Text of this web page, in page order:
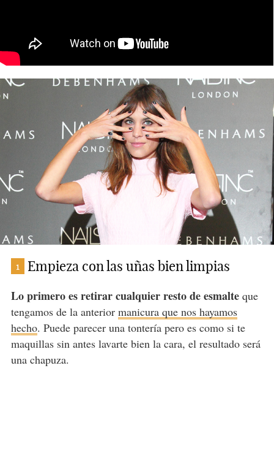
1 Empieza con las uñas bien limpias
Lo primero es retirar cualquier resto de esmalteque
tengamos de la anterior manicura que nos hayamos
hecho. Puede parecer una tontería pero es como si te
maquillas sin antes lavarte bien la cara, el resultado será
una chapuza.